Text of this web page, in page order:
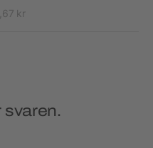
kr
svaren.